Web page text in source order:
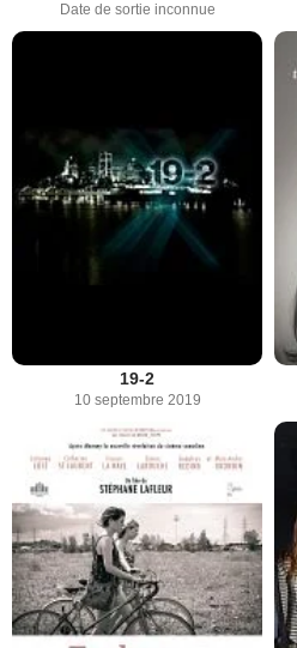
Date de sortie inconnue
19-2
10 septembre 2019